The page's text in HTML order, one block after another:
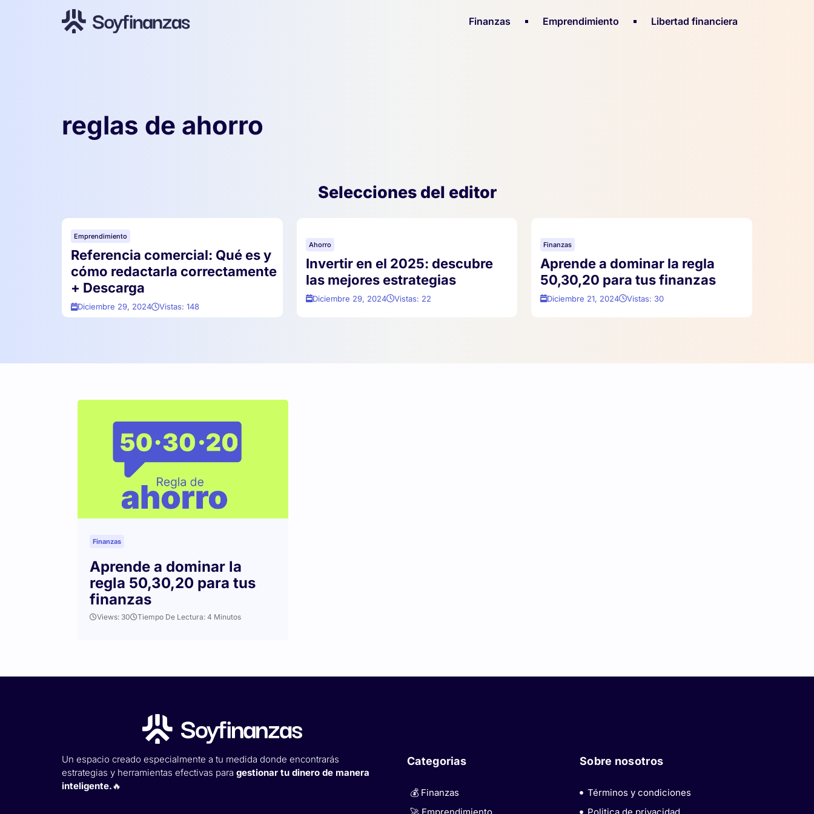
Finanzas Emprendimiento Libertad financiera
reglas de ahorro
Selecciones del editor
Emprendimiento
Referencia comercial: Qué es y
cómo redactarla correctamente
+ Descarga
Diciembre 29, 2024 Vistas: 148
Ahorro
Invertir en el 2025: descubre
las mejores estrategias
Diciembre 29, 2024 Vistas: 22
Finanzas
Aprende a dominar la regla
50,30,20 para tus finanzas
Diciembre 21, 2024 Vistas: 30
Finanzas
Aprende a dominar la
regla 50,30,20 para tus
finanzas
Views: 30 Tiempo De Lectura: 4 Minutos
Un espacio creado especialmente a tu medida donde encontrarás
estrategias y herramientas efectivas para gestionar tu dinero de manera
inteligente.🔥
Categorias
💰 Finanzas
🚀 Emprendimiento
Sobre nosotros
Términos y condiciones
Politica de privacidad